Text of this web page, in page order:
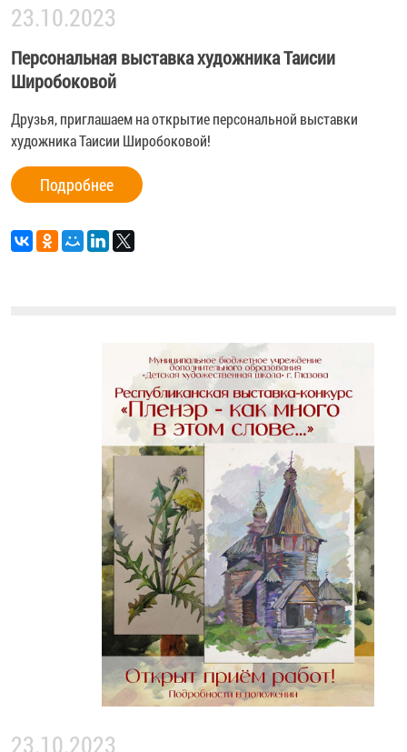
23.10.2023
Персональная выставка художника Таисии
Широбоковой
Друзья, приглашаем на открытие персональной выставки
художника Таисии Широбоковой!
Подробнее
23.10.2023